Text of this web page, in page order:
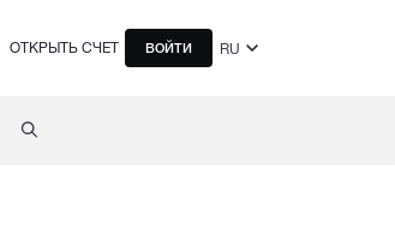
ОТКРЫТЬ СЧЕТ ВОЙТИ RU